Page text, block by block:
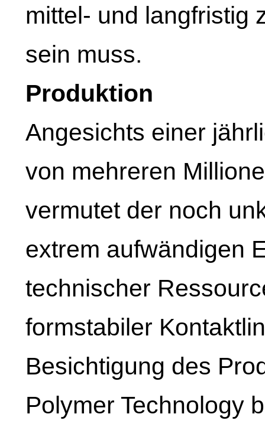
mittel- und langfristig
sein muss.
Produktion
Angesichts einer
von mehreren
vermutet der noch
extrem aufwändigen
technischer
formstabiler
Besichtigung des
Polymer Technology